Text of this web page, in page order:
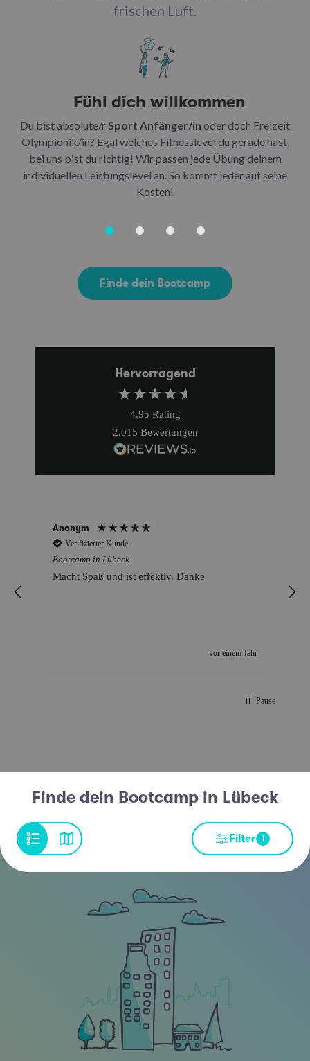
frischen Luft.
Fühl dich willkommen
Du bist absolute/r Sport Anfänger/in oder doch Freizeit
Olympionik/in? Egal welches Fitnesslevel du gerade hast,
bei uns bist du richtig! Wir passen jede Übung deinem
individuellen Leistungslevel an. So kommt jeder auf seine
Kosten!
Finde dein Bootcamp
Hervorragend
4,95 Rating
2.015 Bewertungen
und ist effektiv. Danke
Mitgliedern und
Pause
Finde dein Bootcamp in Lübeck
Filter 1